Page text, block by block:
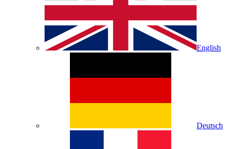
English
Deutsch